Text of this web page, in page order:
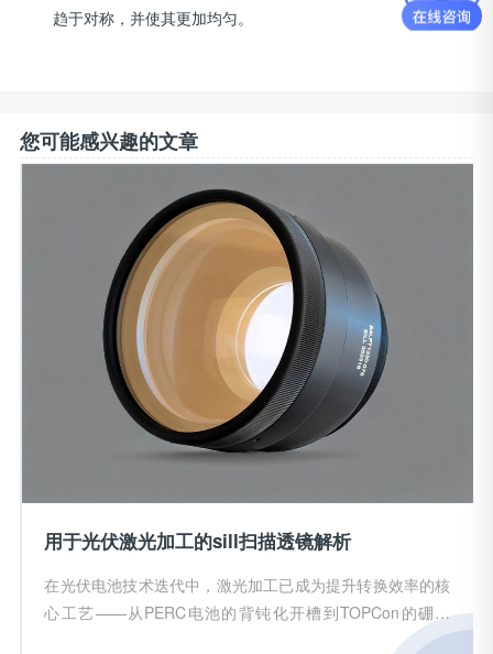
趋于对称，并使其更加均匀。
您可能感兴趣的文章
用于光伏激光加工的sill扫描透镜解析
在光伏电池技术迭代中，激光加工已成为提升转换效率的核
心工艺——从PERC电池的背钝化开槽到TOPCon的硼掺
杂，再到钙钛矿电池的精密划线。而355nm紫外激光因其对